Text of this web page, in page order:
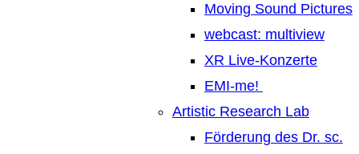
Moving Sound Pictures
webcast: multiview
XR Live-Konzerte
EMI-me!
Artistic Research Lab
Förderung des Dr. sc.